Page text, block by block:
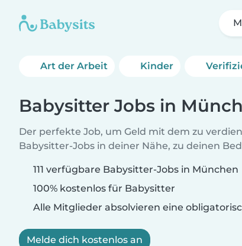
Art der Arbeit Kinder
Babysitter Jobs in
Der perfekte Job, um Geld mit dem zu
Babysitter-Jobs in deiner Nähe, zu deinen
111 verfügbare Babysitter-Jobs in München
100% kostenlos für Babysitter
Alle Mitglieder absolvieren eine
Melde dich kostenlos an